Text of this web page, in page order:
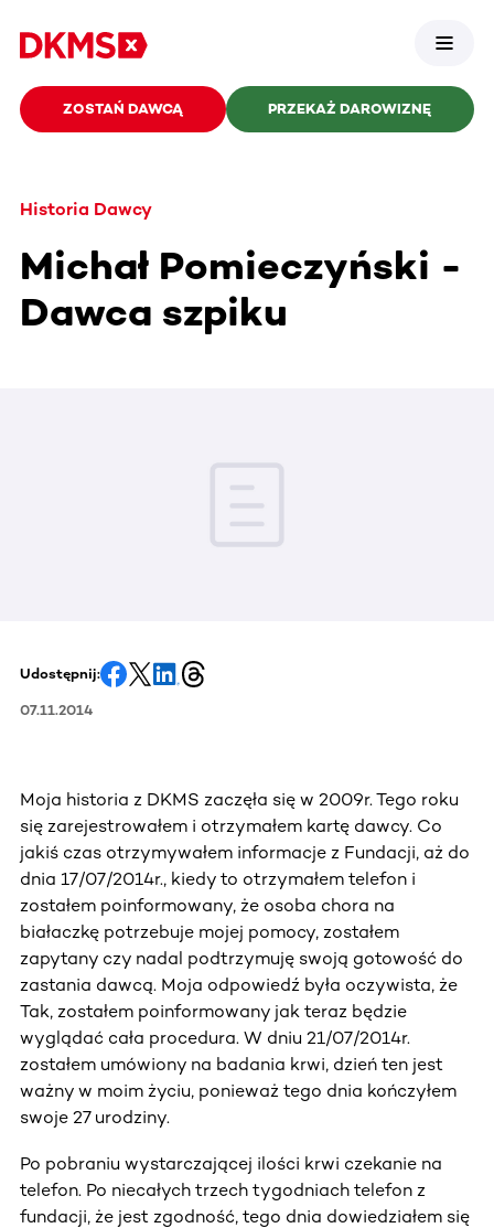
ZOSTAŃ DAWCĄ PRZEKAŻ DAROWIZNĘ
Historia Dawcy
Michał Pomieczyński -
Dawca szpiku
Udostępnij:
07.11.2014
Moja historia z DKMS zaczęła się w 2009r. Tego roku
się zarejestrowałem i otrzymałem kartę dawcy. Co
jakiś czas otrzymywałem informacje z Fundacji, aż do
dnia 17/07/2014r., kiedy to otrzymałem telefon i
zostałem poinformowany, że osoba chora na
białaczkę potrzebuje mojej pomocy, zostałem
zapytany czy nadal podtrzymuję swoją gotowość do
zastania dawcą. Moja odpowiedź była oczywista, że
Tak, zostałem poinformowany jak teraz będzie
wyglądać cała procedura. W dniu 21/07/2014r.
zostałem umówiony na badania krwi, dzień ten jest
ważny w moim życiu, ponieważ tego dnia kończyłem
swoje 27 urodziny.
Po pobraniu wystarczającej ilości krwi czekanie na
telefon. Po niecałych trzech tygodniach telefon z
fundacji, że jest zgodność, tego dnia dowiedziałem się